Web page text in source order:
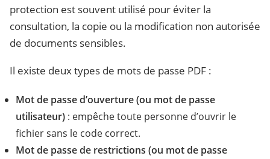
protection est souvent utilisé pour éviter la
consultation, la copie ou la modification non autorisée
de documents sensibles.
Il existe deux types de mots de passe PDF :
Mot de passe d’ouverture (ou mot de passe
utilisateur) : empêche toute personne d’ouvrir le
fichier sans le code correct.
Mot de passe de restrictions (ou mot de passe